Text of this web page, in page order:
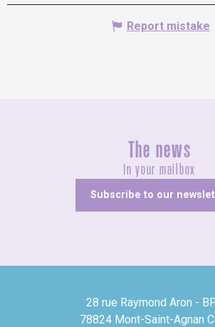
Report mistake
The news
In your mailbox
Subscribe to our
28 rue Raymond Aron -
78824 Mont-Saint-Agnan